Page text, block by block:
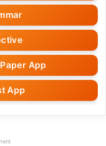
App
App